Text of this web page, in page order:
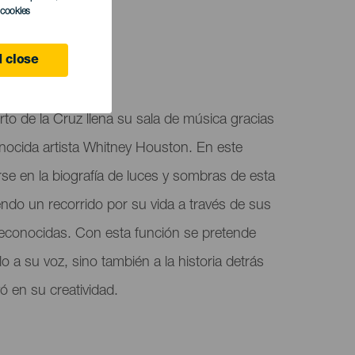
close
de la Cruz llena su sala de música gracias
artista Whitney Houston. En este
en la biografía de luces y sombras de esta
un recorrido por su vida a través de sus
Con esta función se pretende
a su voz, sino también a la historia detrás
en su creatividad.